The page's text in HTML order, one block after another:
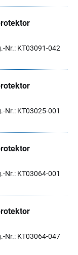
Nr.: KT03091-042
Nr.: KT03025-001
Nr.: KT03064-001
Nr.: KT03064-047